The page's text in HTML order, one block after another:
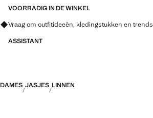
VOORRADIG IN DE WINKEL
Vraag om outfitideeën, kledingstukken en trends
ASSISTANT
DAMES JASJES LINNEN